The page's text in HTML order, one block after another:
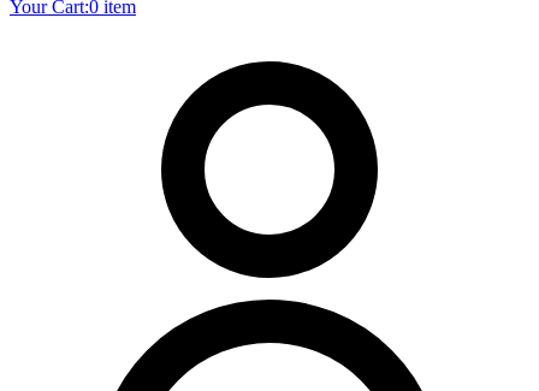
Your Cart:0 item